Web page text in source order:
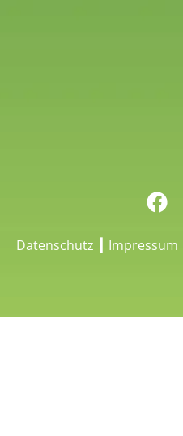
F
a
e
o
Datenschutz Impressum